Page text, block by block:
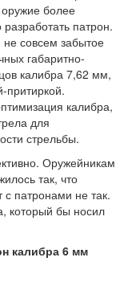
оружие более
патрон.
не совсем забытое
габаритно-
калибра 7,62 мм,
притиркой.
калибра,
для
стрельбы.
Оружейникам
так, что
патронами не так.
который бы носил
калибра 6 мм